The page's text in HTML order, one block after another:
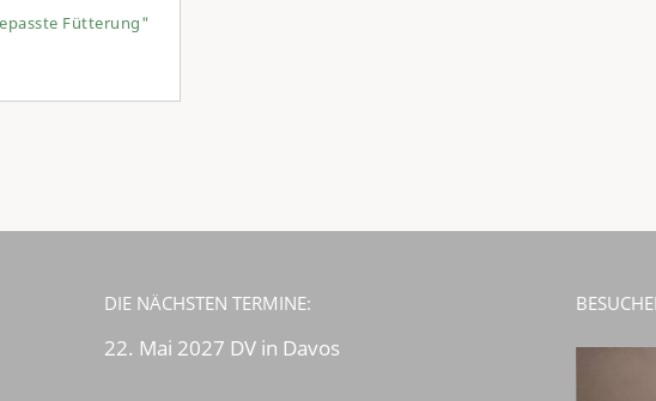
Fütterung"
DIE NÄCHSTEN TERMINE:
22. Mai 2027 DV in Davos